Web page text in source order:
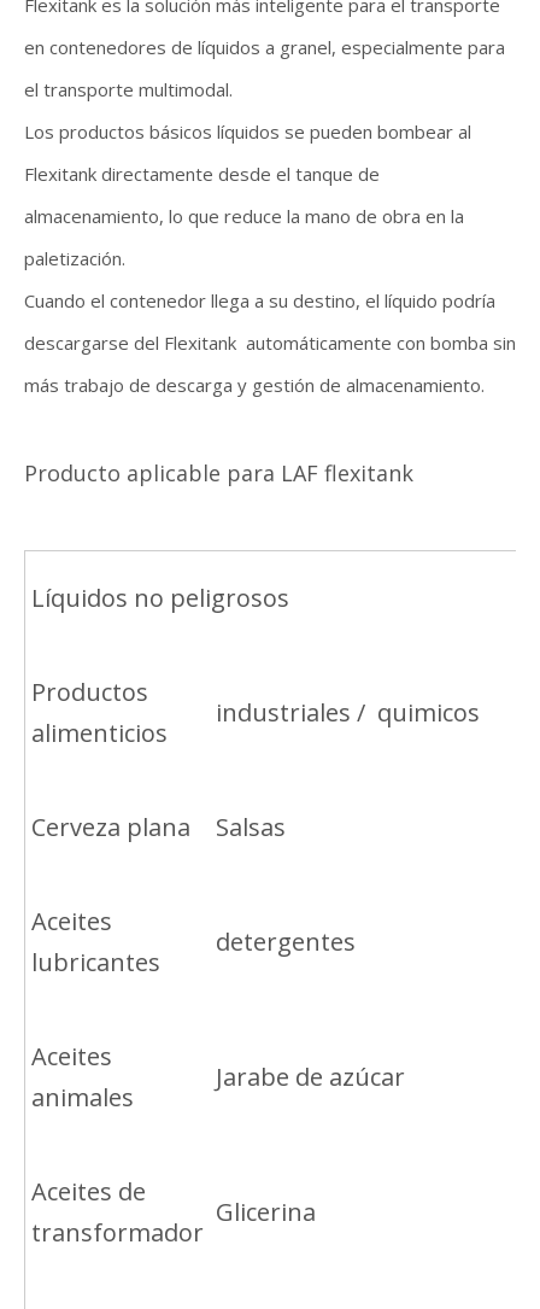
Flexitank es la solución más inteligente para el transporte
en contenedores de líquidos a granel, especialmente para
el transporte multimodal.
Los productos básicos líquidos se pueden bombear al
Flexitank directamente desde el tanque de
almacenamiento, lo que reduce la mano de obra en la
paletización.
Cuando el contenedor llega a su destino, el líquido podría
descargarse del Flexitank automáticamente con bomba sin
más trabajo de descarga y gestión de almacenamiento.
Producto aplicable para LAF flexitank
Líquidos no peligrosos
Productos
alimenticios
industriales / quimicos
Cerveza plana Salsas
Aceites
lubricantes
detergentes
Aceites
animales
Jarabe de azúcar
Aceites de
transformador
Glicerina